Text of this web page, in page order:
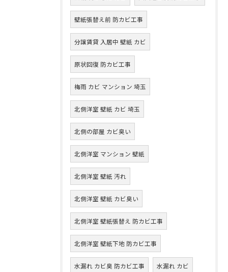
壁紙張替え前 防カビ工事
分譲賃貸 入居中 壁紙 カビ
原状回復 防カビ工事
梅雨 カビ マンション 埼玉
北側洋室 壁紙 カビ 埼玉
北側の部屋 カビ臭い
北側洋室 マンション 壁紙
北側洋室 壁紙 汚れ
北側洋室 壁紙 カビ臭い
北側洋室 壁紙張替え 防カビ工事
北側洋室 壁紙下地 防カビ工事
水漏れ カビ臭 防カビ工事 水漏れ カビ